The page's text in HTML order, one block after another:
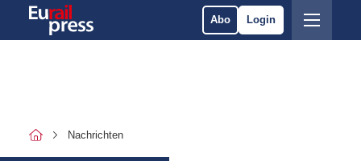
Abo Login
Nachrichten